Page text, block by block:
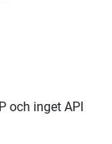
och inget API